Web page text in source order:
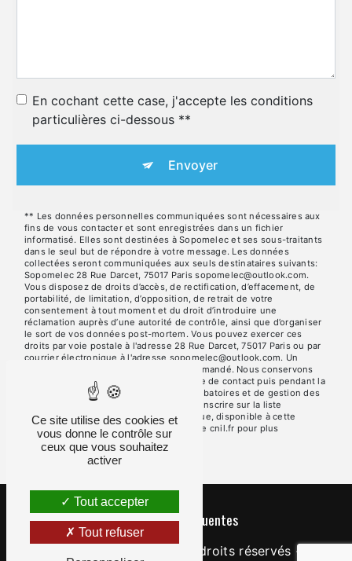
En cochant cette case, j'accepte les conditions
particulières ci-dessous **
Envoyer
** Les données personnelles communiquées sont nécessaires aux
fins de vous contacter et sont enregistrées dans un fichier
informatisé. Elles sont destinées à Sopomelec et ses sous-traitants
dans le seul but de répondre à votre message. Les données
collectées seront communiquées aux seuls destinataires suivants:
Sopomelec 28 Rue Darcet, 75017 Paris sopomelec@outlook.com.
Vous disposez de droits d’accès, de rectification, d’effacement, de
portabilité, de limitation, d’opposition, de retrait de votre
consentement à tout moment et du droit d’introduire une
réclamation auprès d’une autorité de contrôle, ainsi que d’organiser
le sort de vos données post-mortem. Vous pouvez exercer ces
droits par voie postale à l'adresse 28 Rue Darcet, 75017 Paris ou par
courrier électronique à l'adresse sopomelec@outlook.com. Un
justificatif d'identité pourra vous être demandé. Nous conservons
vos données pendant la période de prise de contact puis pendant la
durée de prescription légale aux fins probatoires et de gestion des
contentieux. Vous avez le droit de vous inscrire sur la liste
d'opposition au démarchage téléphonique, disponible à cette
adresse: Bloctel.gouv.fr. Consultez le site cnil.fr pour plus
d’informations sur vos droits.
Recherches fréquentes
- 2026 - Tous droits réservés -
Ce site utilise des cookies et
vous donne le contrôle sur
ceux que vous souhaitez
activer
Tout accepter
Tout refuser